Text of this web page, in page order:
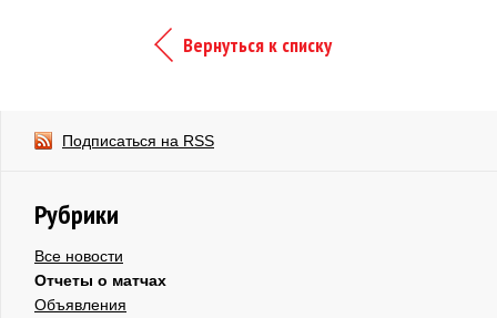
Вернуться к списку
Подписаться на RSS
Рубрики
Все новости
Отчеты о матчах
Объявления